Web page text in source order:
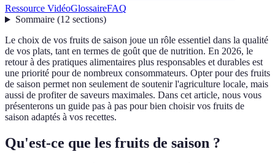
Ressource VidéoGlossaireFAQ
Sommaire(12 sections)
Le choix de vos fruits de saison joue un rôle essentiel dans la qualité
de vos plats, tant en termes de goût que de nutrition. En 2026, le
retour à des pratiques alimentaires plus responsables et durables est
une priorité pour de nombreux consommateurs. Opter pour des fruits
de saison permet non seulement de soutenir l'agriculture locale, mais
aussi de profiter de saveurs maximales. Dans cet article, nous vous
présenterons un guide pas à pas pour bien choisir vos fruits de
saison adaptés à vos recettes.
Qu'est-ce que les fruits de saison ?